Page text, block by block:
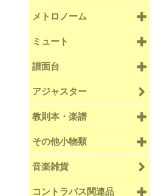
メトロノーム
ミュート
譜面台
アジャスター
教則本・楽譜
その他小物類
音楽雑貨
コントラバス関連品